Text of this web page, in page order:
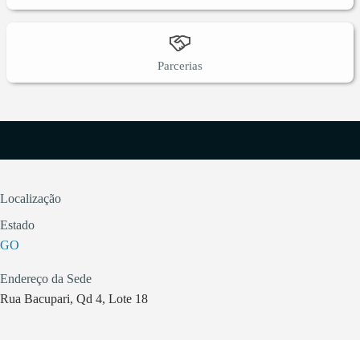
Parcerias
Localização
Estado
GO
Endereço da Sede
Rua Bacupari, Qd 4, Lote 18